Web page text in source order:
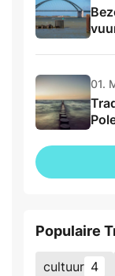
01.
Populaire
cultuur 4